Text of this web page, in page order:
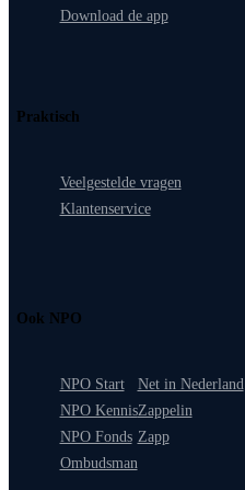
Download de app
Praktisch
Veelgestelde vragen
Klantenservice
Ook NPO
NPO Start
NPO Kennis
NPO Fonds
Ombudsman
Net in Nederland
Zappelin
Zapp